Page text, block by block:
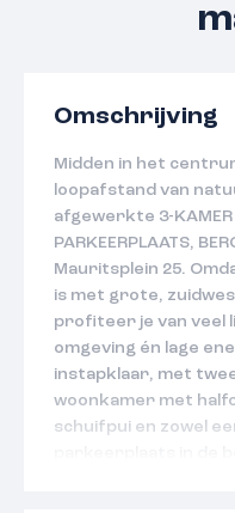
Omschrijving
Midden in het
loopafstand van
afgewerkte 3-KAMER
PARKEERPLAATS,
Mauritsplein 25.
is met grote,
profiteer je van veel
omgeving én lage
instapklaar, met
woonkamer met
schuifpui en zowel